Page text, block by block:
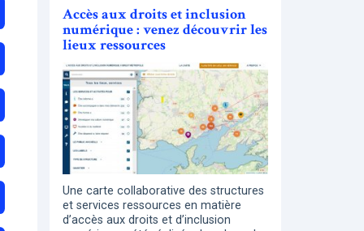
Accès aux droits et inclusion
numérique : venez découvrir les
lieux ressources
Une carte collaborative des structures
et services ressources en matière
d’accès aux droits et d’inclusion